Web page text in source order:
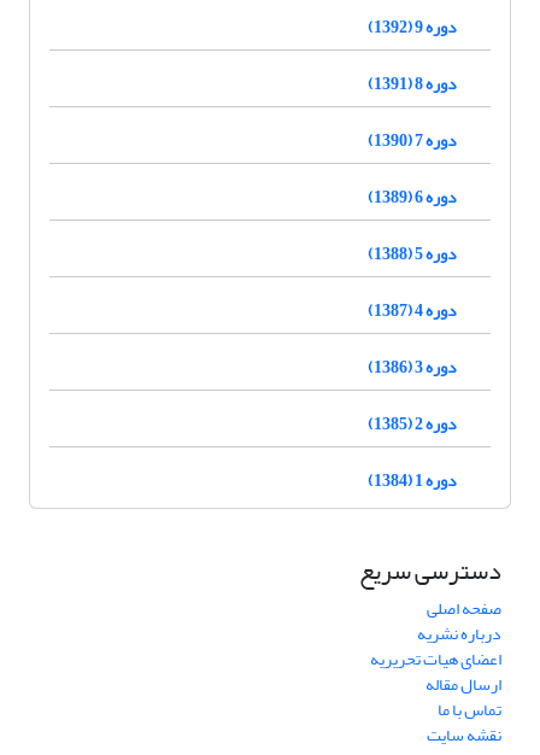
دوره 9 (1392)
دوره 8 (1391)
دوره 7 (1390)
دوره 6 (1389)
دوره 5 (1388)
دوره 4 (1387)
دوره 3 (1386)
دوره 2 (1385)
دوره 1 (1384)
دسترسی سریع
صفحه اصلی
درباره نشریه
اعضای هیات تحریریه
ارسال مقاله
تماس با ما
نقشه سایت